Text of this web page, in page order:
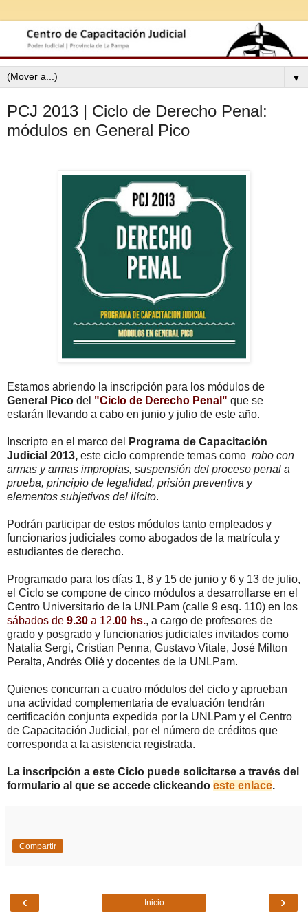
▼
PCJ 2013 | Ciclo de Derecho Penal:
módulos en General Pico
Estamos abriendo la inscripción para los módulos de
General Pico del "Ciclo de Derecho Penal" que se
estarán llevando a cabo en junio y julio de este año.
Inscripto en el marco del
Programa de Capacitación
Judicial 2013, este ciclo comprende temas como robo con
armas y armas impropias, suspensión del proceso penal a
prueba, principio de legalidad, prisión preventiva y
elementos subjetivos del ilícito.
Podrán participar de estos módulos tanto empleados y
funcionarios judiciales como abogados de la matrícula y
estudiantes de derecho.
Programado para los días 1, 8 y 15 de junio y 6 y 13 de julio,
el Ciclo se compone de cinco módulos a desarrollarse en el
Centro Universitario de la UNLPam (calle 9 esq. 110) en los
sábados de 9.30 a 12.00 hs., a cargo de profesores de
grado y posgrado y funcionarios judiciales invitados como
Natalia Sergi, Cristian Penna, Gustavo Vitale, José Milton
Peralta, Andrés Olié y docentes de la UNLPam.
Quienes concurran a cuatro módulos del ciclo y aprueban
una actividad complementaria de evaluación tendrán
certificación conjunta expedida por la UNLPam y el Centro
de Capacitación Judicial, por el número de créditos que
corresponda a la asistencia registrada.
La inscripción a este Ciclo puede solicitarse a través del
formulario al que se accede clickeando este enlace.
Compartir
‹ ›
Inicio